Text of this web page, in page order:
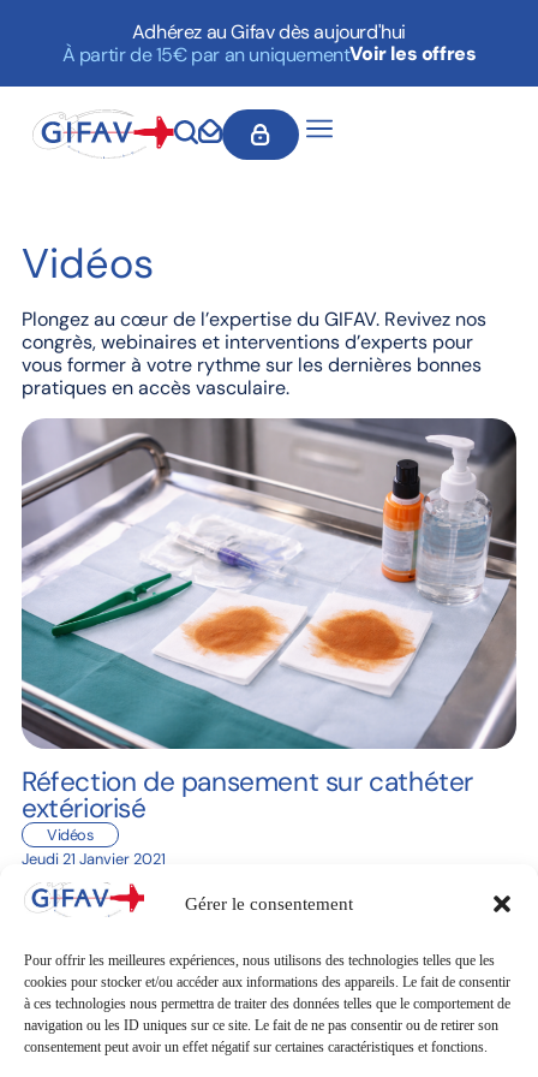
Gérer le consentement
Pour offrir les meilleures expériences, nous utilisons des technologies telles que les
cookies pour stocker et/ou accéder aux informations des appareils. Le fait de consentir
à ces technologies nous permettra de traiter des données telles que le comportement de
navigation ou les ID uniques sur ce site. Le fait de ne pas consentir ou de retirer son
consentement peut avoir un effet négatif sur certaines caractéristiques et fonctions.
Adhérez au Gifav dès aujourd'hui
À partir de 15€ par an uniquementVoir les offres
Vidéos
Plongez au cœur de l’expertise du GIFAV. Revivez nos
congrès, webinaires et interventions d’experts pour
vous former à votre rythme sur les dernières bonnes
pratiques en accès vasculaire.
Réfection de pansement sur cathéter
extériorisé
Jeudi 21 Janvier 2021
Vidéos
Précédent 1 2 3 Suivant